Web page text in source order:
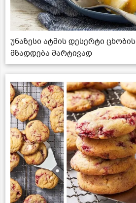
უნაზესი ატმის დესერტი
მზადდება მარტივად